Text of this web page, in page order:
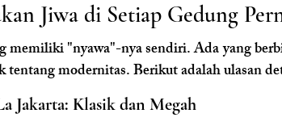
Jiwa di Setiap Gedung
memiliki "nyawa"-nya sendiri. Ada yang
tentang modernitas. Berikut adalah ulasan
Jakarta: Klasik dan Megah